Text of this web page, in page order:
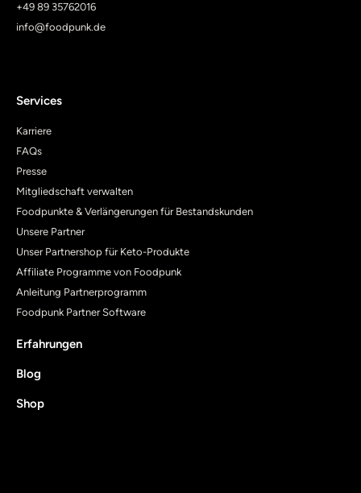
+49 89 35762016
info@foodpunk.de
Services
Karriere
FAQs
Presse
Mitgliedschaft verwalten
Foodpunkte & Verlängerungen für Bestandskunden
Unsere Partner
Unser Partnershop für Keto-Produkte
Affiliate Programme von Foodpunk
Anleitung Partnerprogramm
Foodpunk Partner Software
Erfahrungen
Blog
Shop